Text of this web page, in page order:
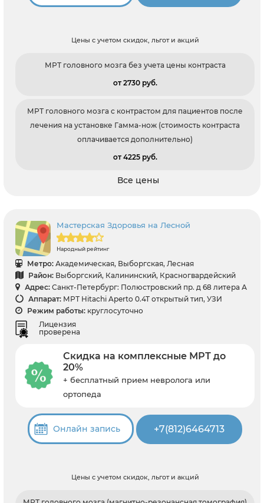
Цены с учетом скидок, льгот и акций
МРТ головного мозга без учета цены контраста
от 2730 pуб.
МРТ головного мозга с контрастом для пациентов после
лечения на установке Гамма-нож (стоимость контраста
оплачивается дополнительно)
от 4225 pуб.
Все цены
Мастерская Здоровья на Лесной
Народный рейтинг
Метро: Академическая, Выборгская, Лесная
Район: Выборгский, Калининский, Красногвардейский
Адрес: Санкт-Петербург: Полюстровский пр. д 68 литера А
Аппарат: МРТ Hitachi Aperto 0.4T открытый тип, УЗИ
Режим работы: круглосуточно
Лицензия
проверена
Скидка на комплексные МРТ до
20%
+ бесплатный прием невролога или
ортопеда
Онлайн запись +7(812)6464713
Цены с учетом скидок, льгот и акций